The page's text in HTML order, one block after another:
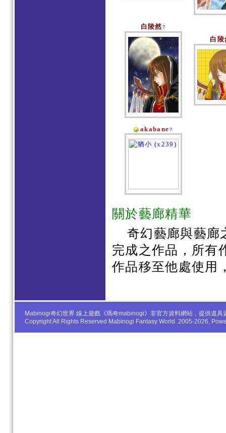
白陵然 ?
白陵
akabane ?
關於藝廊精華
奇幻藝廊與藝廊
完成之作品，所有
作品移至他處使用
Mabinogi奇幻世界 線上遊戲《瑪奇mabinogi》非官方資料網站，提供道
Copyright All Rights Reserved Mabinogi Fantasy World. 2005-2026,